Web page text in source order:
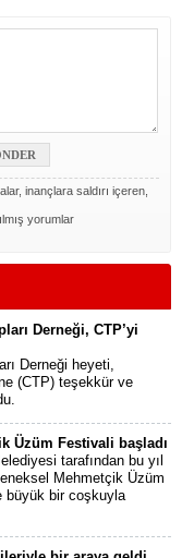
inançlara saldırı içeren,
yorumlar
Derneği, CTP’yi
Derneği heyeti,
(CTP) teşekkür ve
Üzüm Festivali başladı
tarafından bu yıl
Mehmetçik Üzüm
büyük bir coşkuyla